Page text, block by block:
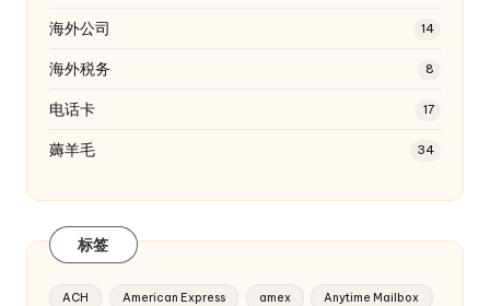
海外公司 14
海外税务 8
电话卡 17
薅羊毛 34
标签
ACH American Express amex Anytime Mailbox